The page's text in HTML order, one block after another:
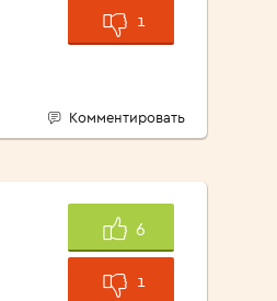
1
Комментировать
6
1